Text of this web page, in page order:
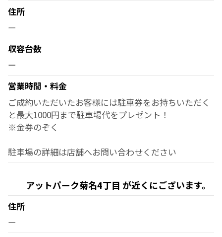
住所
ー
収容台数
ー
営業時間・料金
ご成約いただいたお客様には駐車券をお持ちいただく
と最大1000円まで駐車場代をプレゼント！
※金券のぞく
駐車場の詳細は店舗へお問い合わせください
アットパーク菊名4丁目 が近くにございます。
住所
ー